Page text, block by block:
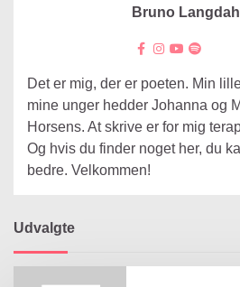
Bruno
Det er mig, der er poeten. Min
mine unger hedder Johanna og
Horsens. At skrive er for mig
Og hvis du finder noget her, du
bedre. Velkommen!
Udvalgte